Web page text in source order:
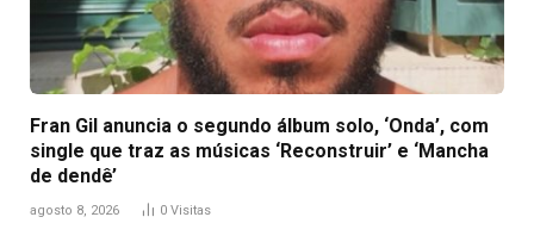
Fran Gil anuncia o segundo álbum solo, ‘Onda’, com
single que traz as músicas ‘Reconstruir’ e ‘Mancha
de dendê’
agosto 8, 2026 0 Visitas